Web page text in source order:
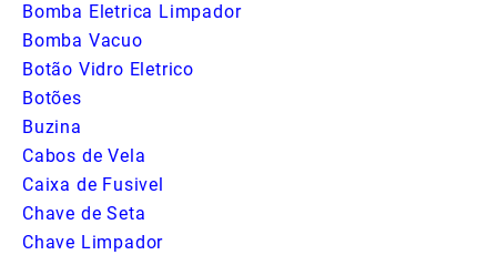
Bomba Eletrica Limpador
Bomba Vacuo
Botão Vidro Eletrico
Botões
Buzina
Cabos de Vela
Caixa de Fusivel
Chave de Seta
Chave Limpador